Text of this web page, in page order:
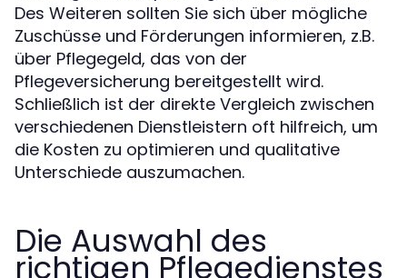
Des Weiteren sollten Sie sich über mögliche
Zuschüsse und Förderungen informieren, z.B.
über Pflegegeld, das von der
Pflegeversicherung bereitgestellt wird.
Schließlich ist der direkte Vergleich zwischen
verschiedenen Dienstleistern oft hilfreich, um
die Kosten zu optimieren und qualitative
Unterschiede auszumachen.
Die Auswahl des
richtigen Pflegedienstes